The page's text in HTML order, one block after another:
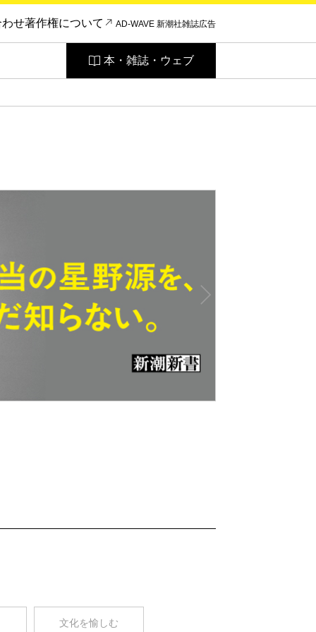
わせ著作権について AD-WAVE 新潮社雑誌広告
本・雑誌・ウェブ
文化を愉しむ